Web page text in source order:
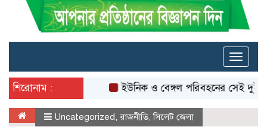
Toggle
শিরোনাম :
ইউনিক ও বেঙ্গল পরিবহনের সেই দুই বাসের
Uncategorized, রাজনীতি,সিলেট জেলা